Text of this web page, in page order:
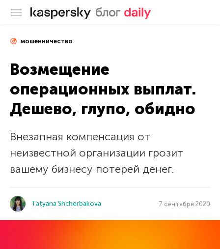
Блог Касперского
мошенничество
Возмещение
операционных выплат.
Дешево, глупо, обидно
Внезапная компенсация от
неизвестной организации грозит
вашему бизнесу потерей денег.
Tatyana Shcherbakova 7 сентября 2020